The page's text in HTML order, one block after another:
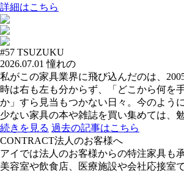
詳細はこちら
#57 TSUZUKU
2026.07.01 憧れの
私がこの家具業界に飛び込んだのは、
時は右も左も分からず、「どこから何を
か」すら見当もつかない日々。今のよう
少ない家具の本や雑誌を買い集めては、
続きを見る 過去の記事はこちら
CONTRACT法人のお客様へ
アイでは法人のお客様からの特注家具も
美容室や飲食店、医療施設や会社応接室